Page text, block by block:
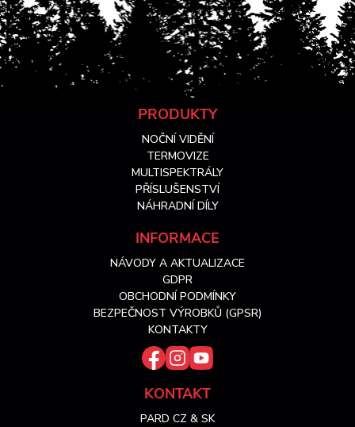
PRODUKTY
NOČNÍ VIDĚNÍ
TERMOVIZE
MULTISPEKTRÁLY
PŘÍSLUŠENSTVÍ
NÁHRADNÍ DÍLY
INFORMACE
NÁVODY A AKTUALIZACE
GDPR
OBCHODNÍ PODMÍNKY
BEZPEČNOST VÝROBKŮ (GPSR)
KONTAKTY
KONTAKT
PARD CZ & SK